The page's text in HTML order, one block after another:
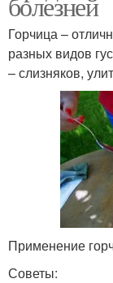
Горчица –
разных видов
– слизняков,
Применение
Советы: